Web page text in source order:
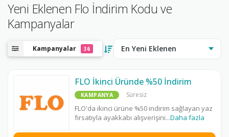
Yeni Eklenen Flo İndirim Kodu ve
Kampanyalar
Kampanyalar 36
FLO İkinci Üründe %50 İndirim
KAMPANYA Süresiz
FLO'da ikinci ürüne %50 indirim sağlayan yaz
fırsatıyla ayakkabı alışverişini...Daha fazla